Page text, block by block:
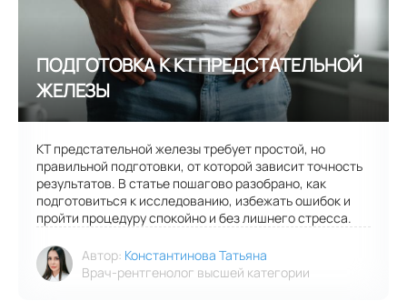
КТ предстательной железы требует простой, но
правильной подготовки, от которой зависит точность
результатов. В статье пошагово разобрано, как
подготовиться к исследованию, избежать ошибок и
пройти процедуру спокойно и без лишнего стресса.
Автор: Константинова Татьяна
Врач-рентгенолог высшей категории